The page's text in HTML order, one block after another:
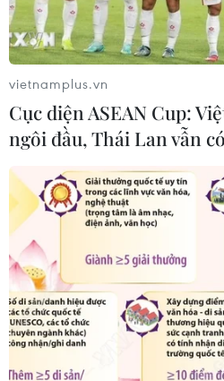
Phó Tổng Biên tập: NGUYỄN
THỦY
Sở hữu trí tuệ
RSS
Dịch vụ tin
Liên hệ
Giấy phép số: 1374/GP-BTTTT do
cấp ngày 11/9/2008.
Quảng cáo: Phó TBT Nguyễn Thị
vietnamplus.vn
Cục diện ASEAN Cup:
ngôi đầu, Thái Lan vẫn